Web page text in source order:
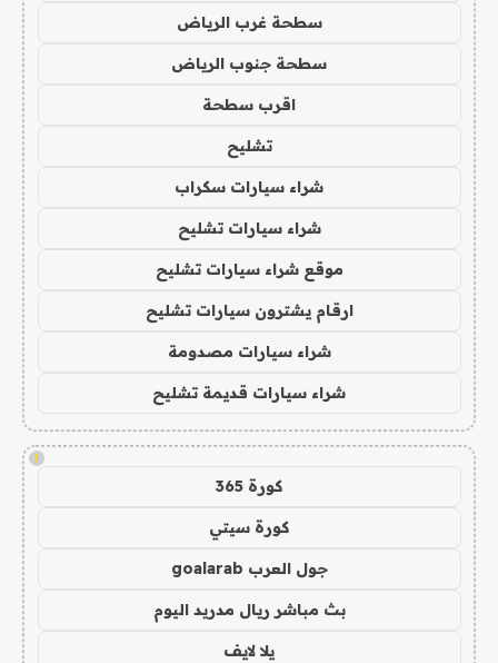
سطحة غرب الرياض
سطحة جنوب الرياض
اقرب سطحة
تشليح
شراء سيارات سكراب
شراء سيارات تشليح
موقع شراء سيارات تشليح
ارقام يشترون سيارات تشليح
شراء سيارات مصدومة
شراء سيارات قديمة تشليح
!
كورة 365
كورة سيتي
جول العرب goalarab
بث مباشر ريال مدريد اليوم
يلا لايف